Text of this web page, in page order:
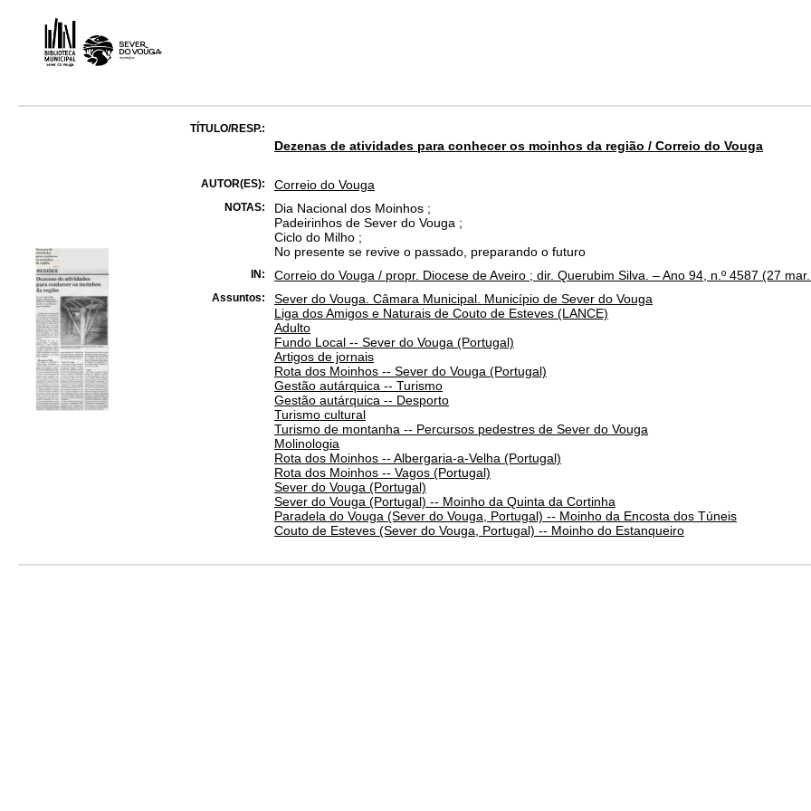
TÍTULO/RESP.:
Dezenas de atividades para conhecer os moinhos da região / Correio do Vouga
AUTOR(ES): Correio do Vouga
NOTAS:
Dia Nacional dos Moinhos ;
Padeirinhos de Sever do Vouga ;
Ciclo do Milho ;
No presente se revive o passado, preparando o futuro
IN: Correio do Vouga / propr. Diocese de Aveiro ; dir. Querubim Silva. – Ano 94, n.º 4587 (27
Assuntos:
Sever do Vouga. Câmara Municipal. Município de Sever do Vouga
Liga dos Amigos e Naturais de Couto de Esteves (LANCE)
Adulto
Fundo Local -- Sever do Vouga (Portugal)
Artigos de jornais
Rota dos Moinhos -- Sever do Vouga (Portugal)
Gestão autárquica -- Turismo
Gestão autárquica -- Desporto
Turismo cultural
Turismo de montanha -- Percursos pedestres de Sever do Vouga
Molinologia
Rota dos Moinhos -- Albergaria-a-Velha (Portugal)
Rota dos Moinhos -- Vagos (Portugal)
Sever do Vouga (Portugal)
Sever do Vouga (Portugal) -- Moinho da Quinta da Cortinha
Paradela do Vouga (Sever do Vouga, Portugal) -- Moinho da Encosta dos Túneis
Couto de Esteves (Sever do Vouga, Portugal) -- Moinho do Estanqueiro